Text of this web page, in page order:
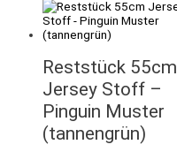
Reststück 55cm
Jersey Stoff –
Pinguin Muster
(tannengrün)